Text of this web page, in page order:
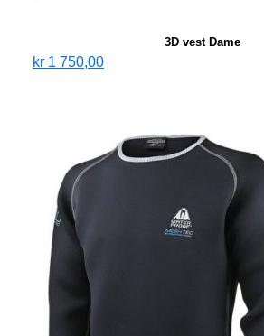
3D vest Dame
kr 1 750,00